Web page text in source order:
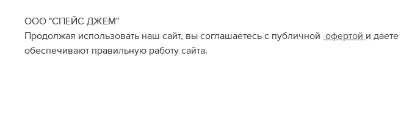
ООО "СПЕЙС ДЖЕМ"
Продолжая использовать наш сайт, вы соглашаетесь с публичной офертой и
обеспечивают правильную работу сайта.